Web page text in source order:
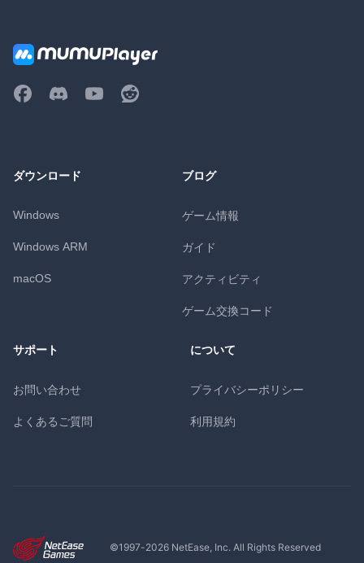
ダウンロード
Windows
Windows ARM
macOS
ブログ
ゲーム情報
ガイド
アクティビティ
ゲーム交換コード
サポート
お問い合わせ
よくあるご質問
について
プライバシーポリシー
利用規約
©1997-2026NetEase, Inc. All Rights Reserved